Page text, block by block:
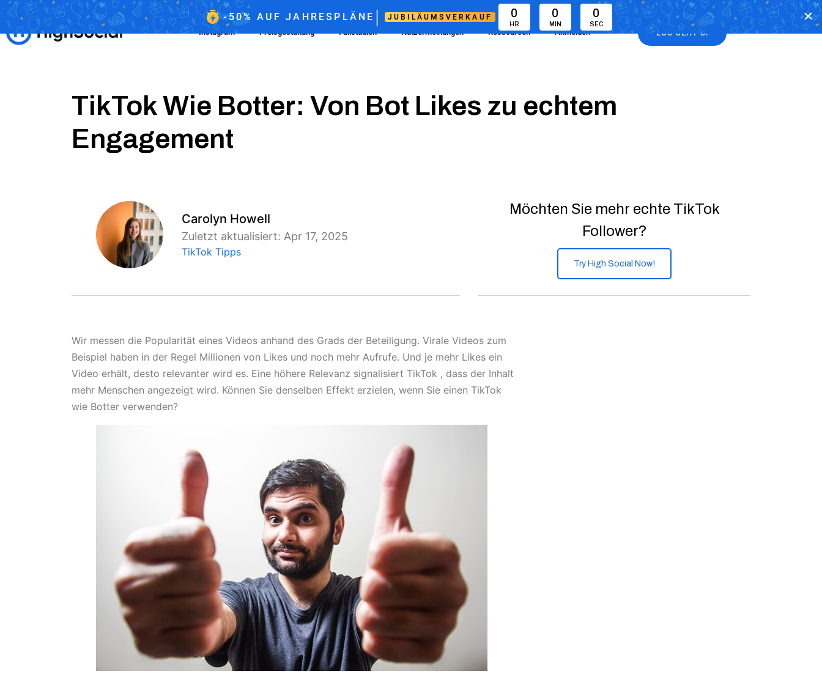
-50%AUF JAHRESPLÄNE | JUBILÄUMSVERKAUF 0
HR
0
MIN
0
SEC
Instagram Preisgestaltung Fallstudien Nutzermeinungen Ressourcen Anmelden LOS GEHT’S!
TikTok Wie Botter: Von Bot Likes zu echtem
Engagement
Carolyn Howell
Zuletzt aktualisiert: Apr 17, 2025
TikTok Tipps
Möchten Sie mehr echte TikTok
Follower?
Try High Social Now!
Wir messen die Popularität eines Videos anhand des Grads der Beteiligung. Virale Videos zum
Beispiel haben in der Regel Millionen von Likes und noch mehr Aufrufe. Und je mehr Likes ein
Video erhält, desto relevanter wird es. Eine höhere Relevanz signalisiert TikTok , dass der Inhalt
mehr Menschen angezeigt wird. Können Sie denselben Effekt erzielen, wenn Sie einen TikTok
wie Botter verwenden?